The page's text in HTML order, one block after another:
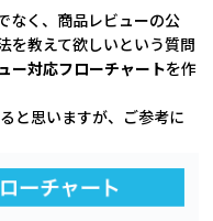
なく、商品レビューの公
を教えて欲しいという質問
ー対応フローチャートを作
と思いますが、ご参考に